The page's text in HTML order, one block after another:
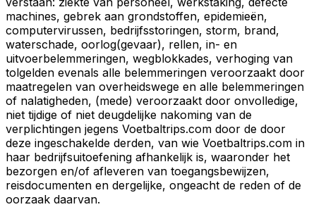
machines, gebrek aan grondstoffen, epidemieën,
computervirussen, bedrijfsstoringen, storm, brand,
waterschade, oorlog(gevaar), rellen, in- en
uitvoerbelemmeringen, wegblokkades, verhoging van
tolgelden evenals alle belemmeringen veroorzaakt door
maatregelen van overheidswege en alle belemmeringen
of nalatigheden, (mede) veroorzaakt door onvolledige,
niet tijdige of niet deugdelijke nakoming van de
verplichtingen jegens Voetbaltrips.com door de door
deze ingeschakelde derden, van wie Voetbaltrips.com in
haar bedrijfsuitoefening afhankelijk is, waaronder het
bezorgen en/of afleveren van toegangsbewijzen,
reisdocumenten en dergelijke, ongeacht de reden of de
oorzaak daarvan.